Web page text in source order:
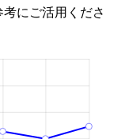
にご活用くださ